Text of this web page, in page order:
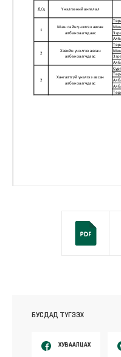
БУСДАД ТҮГЭЭХ
ХУВААЛЦАХ